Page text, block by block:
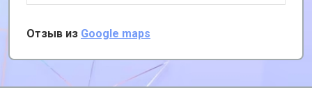
хороший и цены адекватные. К тому же, у
них есть удобная услуга вызова курьера,
забирает и привозит почти за даром!
Отзыв из Google maps